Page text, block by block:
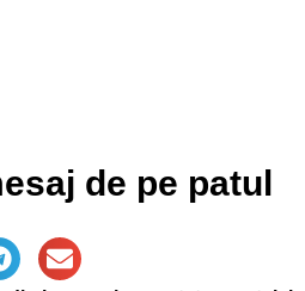
de pe patul